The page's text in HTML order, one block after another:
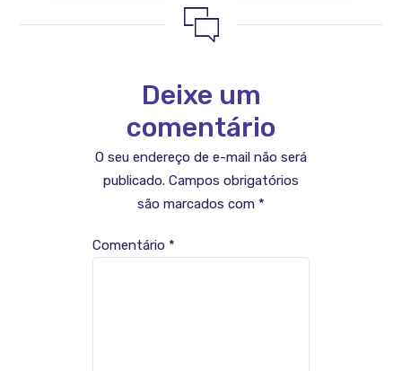
Deixe um
comentário
O seu endereço de e-mail não será
publicado. Campos obrigatórios
são marcados com *
Comentário *